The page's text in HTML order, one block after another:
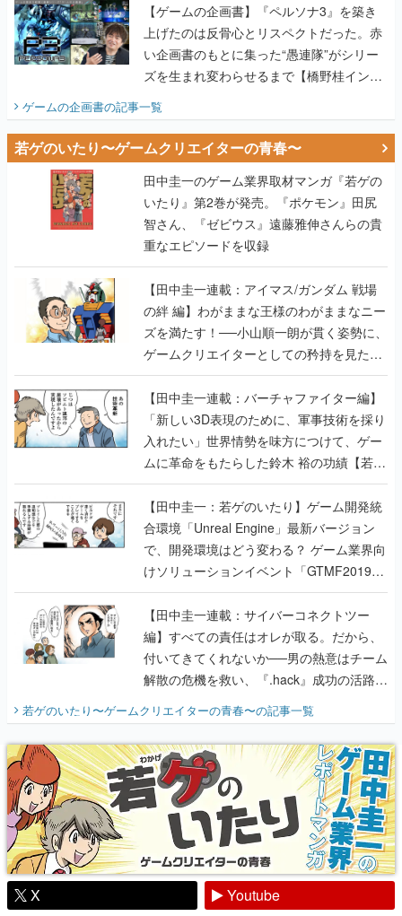
【ゲームの企画書】『ペルソナ3』を築き
上げたのは反骨心とリスペクトだった。赤
い企画書のもとに集った“愚連隊”がシリー
ズを生まれ変わらせるまで【橋野桂インタ
ゲームの企画書の記事一覧
若ゲのいたり〜ゲームクリエイターの青春〜
田中圭一のゲーム業界取材マンガ『若ゲの
いたり』第2巻が発売。『ポケモン』田尻
智さん、『ゼビウス』遠藤雅伸さんらの貴
重なエピソードを収録
【田中圭一連載：アイマス/ガンダム 戦場
の絆 編】わがままな王様のわがままなニー
ズを満たす！──小山順一朗が貫く姿勢に、
ゲームクリエイターとしての矜持を見た
【若ゲのいたり最終回】
【田中圭一連載：バーチャファイター編】
「新しい3D表現のために、軍事技術を採り
入れたい」世界情勢を味方につけて、ゲー
ムに革命をもたらした鈴木 裕の功績【若ゲ
のいたり】
【田中圭一：若ゲのいたり】ゲーム開発統
合環境「Unreal Engine」最新バージョン
で、開発環境はどう変わる？ ゲーム業界向
けソリューションイベント「GTMF2019」
に行って、より理解を深めよう【PR】
【田中圭一連載：サイバーコネクトツー
編】すべての責任はオレが取る。だから、
付いてきてくれないか──男の熱意はチーム
解散の危機を救い、『.hack』成功の活路を
『少年ジャンプ』色だった【若ゲのいた
り】
若ゲのいたり〜ゲームクリエイターの青春〜の記事一覧
X
Youtube